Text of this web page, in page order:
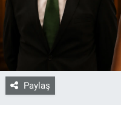
Paylaş
İletişim/Künye
Gözden Kaçmasın